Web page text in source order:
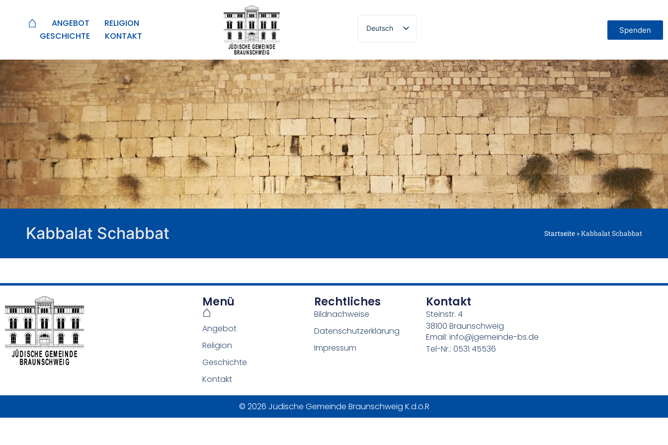
⌂ ANGEBOT
RELIGION
GESCHICHTE
KONTAKT
Deutsch
Русский
Spenden
Kabbalat Schabbat Startseite »Kabbalat Schabbat
Menü
⌂
Angebot
Religion
Geschichte
Kontakt
Rechtliches
Bildnachweise
Datenschutzerklärung
Impressum
Kontakt
Steinstr. 4
38100 Braunschweig
Email: info@jgemeinde-bs.de
Tel-Nr.: 0531 45536
© 2026 Jüdische Gemeinde Braunschweig K.d.ö.R